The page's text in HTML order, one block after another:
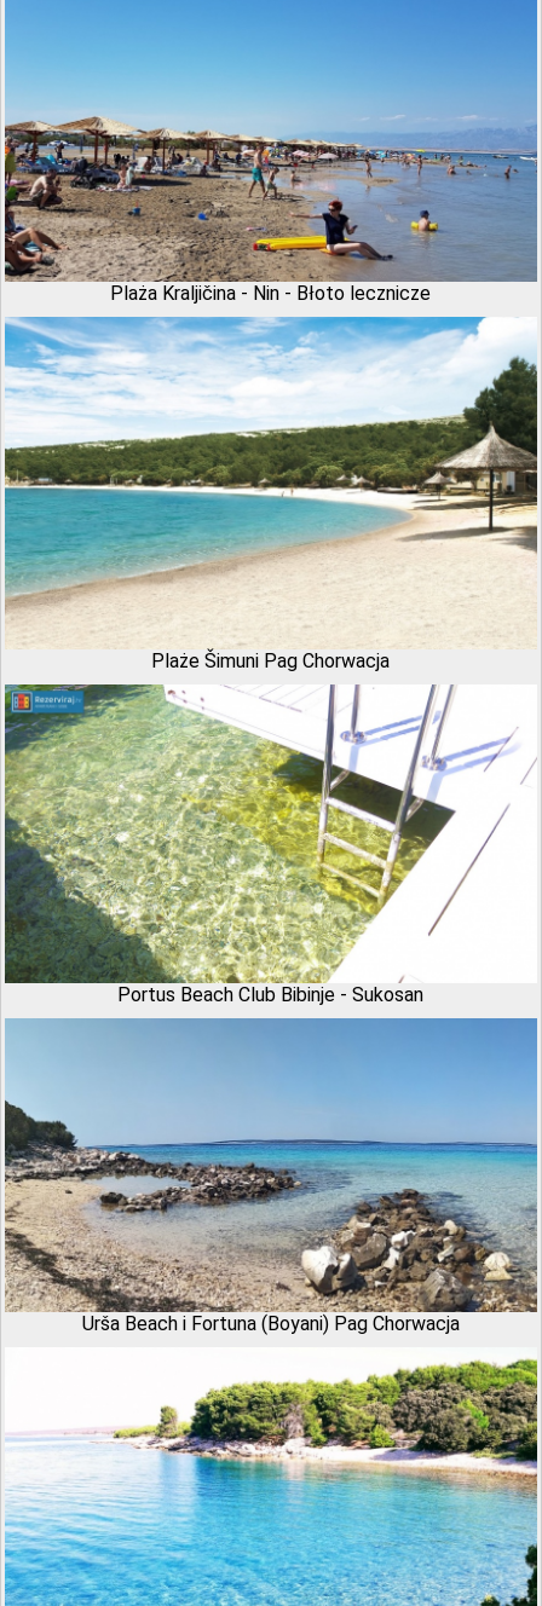
Plaża Kraljičina - Nin - Błoto lecznicze
Plaże Šimuni Pag Chorwacja
Portus Beach Club Bibinje - Sukosan
Urša Beach i Fortuna (Boyani) Pag Chorwacja